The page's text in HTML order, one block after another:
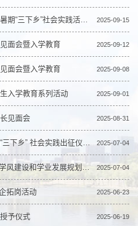
关于做好数学学院2025年大学生暑期“三下乡”社会实践活动总结材料报送工作的通知 2025-09-15
面会暨入学教育 2025-09-12
面会暨入学教育 2025-09-08
入学教育系列活动 2025-09-01
见面会 2025-08-31
数学学院举行2025年大学生暑期“三下乡” 社会实践出征仪式暨安全教育与经验分享大会 2025-07-04
数学学院面向高年级本科生开展学风建设和学业发展规划主题报告会 2025-07-04
拓岗活动 2025-06-23
予仪式 2025-06-19